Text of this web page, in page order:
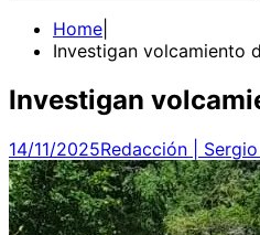
Home
Investigan volcamiento
Investigan
14/11/2025Redacción |